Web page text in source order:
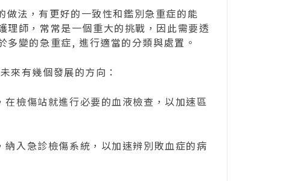
法，有更好的一致性和鑑別急重症的能
理師，常常是一個重大的挑戰，因此需要透
變的急重症, 進行適當的分類與處置。
有幾個發展的方向：
檢傷站就進行必要的血液檢查，以加速區
入急診檢傷系統，以加速辨別敗血症的病